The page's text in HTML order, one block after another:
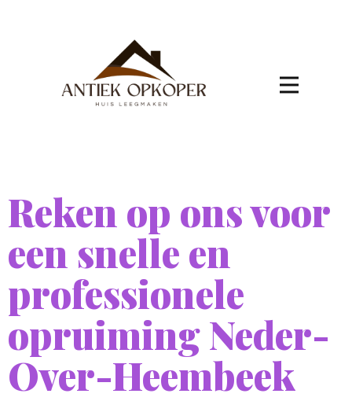
Reken op ons voor
een snelle en
professionele
opruiming Neder-
Over-Heembeek